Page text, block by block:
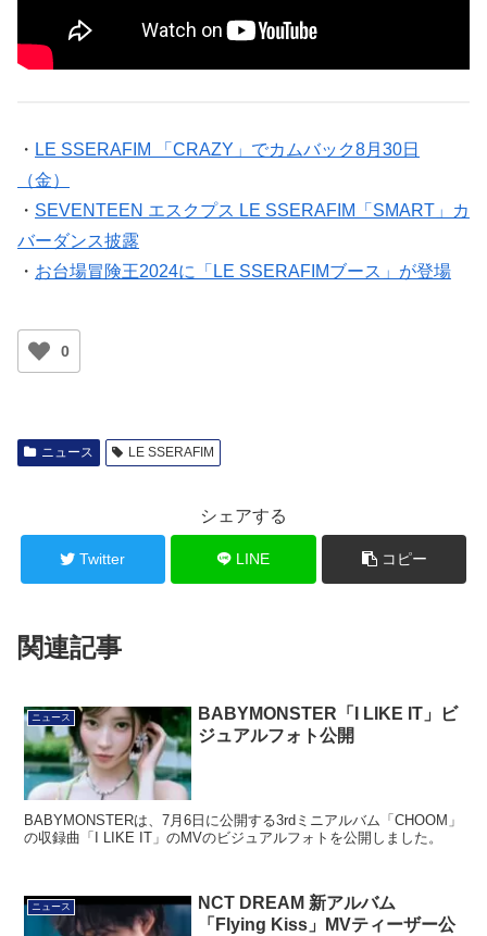
・ LE SSERAFIM 「CRAZY」でカムバック8月30日
（金）
・ SEVENTEEN エスクプス LE SSERAFIM「SMART」カ
バーダンス披露
・ お台場冒険王2024に「LE SSERAFIMブース」が登場
0
ニュース LE SSERAFIM
シェアする
Twitter LINE コピー
関連記事
ニュース
BABYMONSTER「I LIKE IT」ビ
ジュアルフォト公開
BABYMONSTERは、7月6日に公開する3rdミニアルバム「CHOOM」
の収録曲「I LIKE IT」のMVのビジュアルフォトを公開しました。
ニュース
NCT DREAM 新アルバム
「Flying Kiss」MVティーザー公